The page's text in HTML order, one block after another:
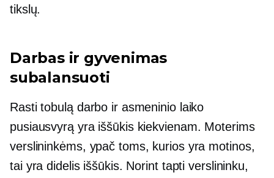
tikslų.
Darbas ir gyvenimas
subalansuoti
Rasti tobulą darbo ir asmeninio laiko
pusiausvyrą yra iššūkis kiekvienam. Moterims
verslininkėms, ypač toms, kurios yra motinos,
tai yra didelis iššūkis. Norint tapti verslininku,